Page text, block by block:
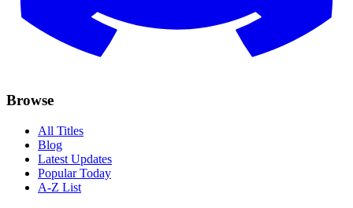
Browse
All Titles
Blog
Latest Updates
Popular Today
A-Z List